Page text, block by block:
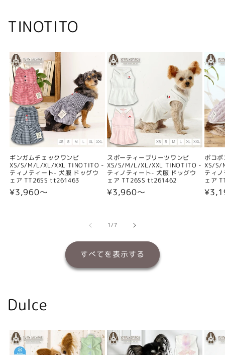
TINOTITO
ギンガムチェックワンピ
XS/S/M/L/XL/XXL TINOTITO -
ティノティート- 犬服 ドッグウ
ェア TT26SS tt261463
通
¥3,960〜
スポーティープリーツワンピ
XS/S/M/L/XL/XXL TINOTITO -
ティノティート- 犬服 ドッグウ
ェア TT26SS tt261462
通
格
¥3,960〜
ポコ
XS/S/
ティ
ェア
通
1/の
7
すべてを表示する
Dulce